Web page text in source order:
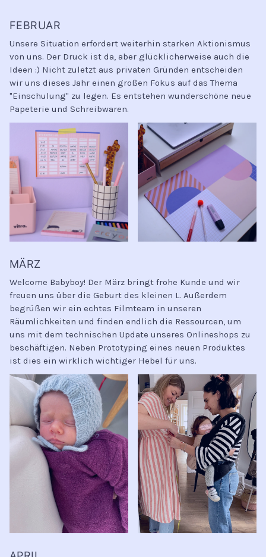
FEBRUAR
Unsere Situation erfordert weiterhin starken Aktionismus
von uns. Der Druck ist da, aber glücklicherweise auch die
Ideen :) Nicht zuletzt aus privaten Gründen entscheiden
wir uns dieses Jahr einen großen Fokus auf das Thema
"Einschulung" zu legen. Es entstehen wunderschöne neue
Papeterie und Schreibwaren.
MÄRZ
Welcome Babyboy! Der März bringt frohe Kunde und wir
freuen uns über die Geburt des kleinen L. Außerdem
begrüßen wir ein echtes Filmteam in unseren
Räumlichkeiten und finden endlich die Ressourcen, um
uns mit dem technischen Update unseres Onlineshops zu
beschäftigen. Neben Prototyping eines neuen Produktes
ist dies ein wirklich wichtiger Hebel für uns.